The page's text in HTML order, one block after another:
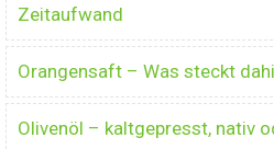
Zeitaufwand
Orangensaft – Was steckt
Olivenöl – kaltgepresst, nativ